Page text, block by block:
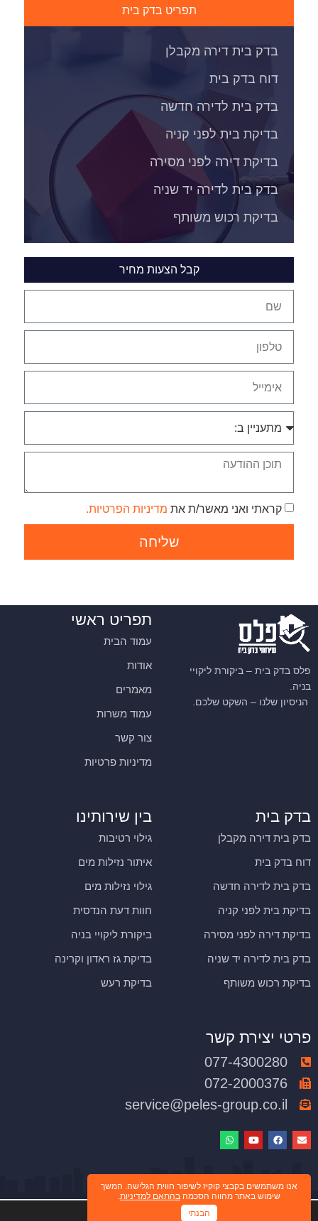
תפריט בדק בית
בדק בית דירה מקבלן
דוח בדק בית
בדק בית לדירה חדשה
בדיקת בית לפני קניה
בדיקת דירה לפני מסירה
בדק בית לדירה יד שניה
בדיקת רכוש משותף
קבל הצעות מחיר
קראתי ואני מאשר/ת את מדיניות הפרטיות.
שליחה
פלס בדק בית – ביקורת ליקויי
בניה.
הניסיון שלנו – השקט שלכם.
תפריט ראשי
עמוד הבית
אודות
מאמרים
עמוד משרות
צור קשר
מדיניות פרטיות
בדק בית
בדק בית דירה מקבלן
דוח בדק בית
בדק בית לדירה חדשה
בדיקת בית לפני קניה
בדיקת דירה לפני מסירה
בדק בית לדירה יד שניה
בדיקת רכוש משותף
בין שירותינו
גילוי רטיבות
איתור נזילות מים
גילוי נזילות מים
חוות דעת הנדסית
ביקורת ליקויי בניה
בדיקת גז ראדון וקרינה
בדיקת רעש
פרטי יצירת קשר
077-4300280
072-2000376
service@peles-group.co.il
אנו משתמשים בקבצי קוקיז לשיפור חווית הגלישה. המשך
שימוש באתר מהווה הסכמה בהתאם למדיניות.
הבנתי© כל הזכויות שמורות